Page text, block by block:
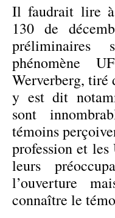
Il faudrait lire
130 de
phénomène
Werverberg, tiré
y est dit
sont
témoins
profession et les
leurs
l’ouverture
connaître le